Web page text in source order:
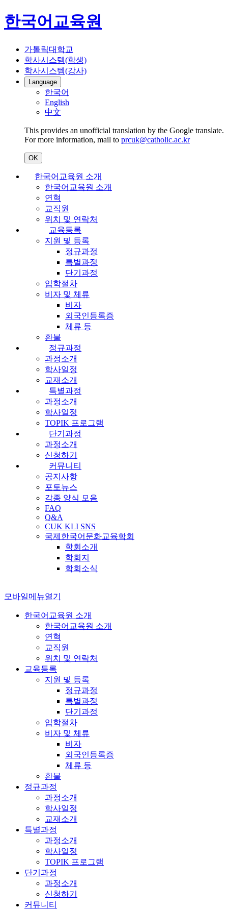
한국어교육원
가톨릭대학교
학사시스템(학생)
학사시스템(강사)
Language
한국어
English
中文
This provides an unofficial translation by the Google translate.
For more information, mail to prcuk@catholic.ac.kr
OK
한국어교육원 소개
한국어교육원 소개
연혁
교직원
위치 및 연락처
교육등록
지원 및 등록
정규과정
특별과정
단기과정
입학절차
비자 및 체류
비자
외국인등록증
체류 등
환불
정규과정
과정소개
학사일정
교재소개
특별과정
과정소개
학사일정
TOPIK 프로그램
단기과정
과정소개
신청하기
커뮤니티
공지사항
포토뉴스
각종 양식 모음
FAQ
Q&A
CUK KLI SNS
국제한국어문화교육학회
학회소개
학회지
학회소식
모바일메뉴열기
한국어교육원 소개
한국어교육원 소개
연혁
교직원
위치 및 연락처
교육등록
지원 및 등록
정규과정
특별과정
단기과정
입학절차
비자 및 체류
비자
외국인등록증
체류 등
환불
정규과정
과정소개
학사일정
교재소개
특별과정
과정소개
학사일정
TOPIK 프로그램
단기과정
과정소개
신청하기
커뮤니티